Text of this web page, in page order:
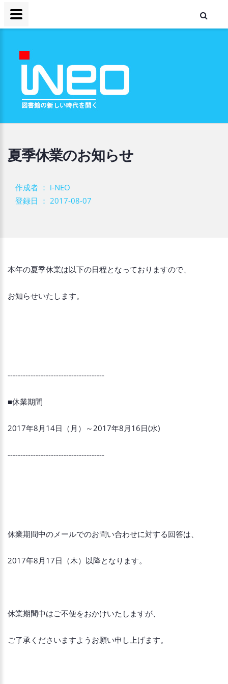
夏季休業のお知らせ
作成者 ： i-NEO
登録日 ： 2017-08-07
本年の夏季休業は以下の日程となっておりますので、
お知らせいたします。
--------------------------------------
■休業期間
2017年8月14日（月）～2017年8月16日(水)
--------------------------------------
休業期間中のメールでのお問い合わせに対する回答は、
2017年8月17日（木）以降となります。
休業期間中はご不便をおかけいたしますが、
ご了承くださいますようお願い申し上げます。